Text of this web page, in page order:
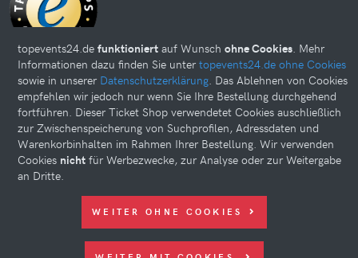
Diese Website kann Cookies verwenden. Bitte nehmen Sie weiter
unten Ihre Einstellungen vor.
© 2026 topevents24.de. All rights reserved.
topevents24.de funktioniert auf Wunsch ohne Cookies. Mehr
Informationen dazu finden Sie unter topevents24.de ohne Cookies
sowie in unserer Datenschutzerklärung. Das Ablehnen von Cookies
empfehlen wir jedoch nur wenn Sie Ihre Bestellung durchgehend
fortführen. Dieser Ticket Shop verwendetet Cookies auschließlich
zur Zwischenspeicherung von Suchprofilen, Adressdaten und
Warenkorbinhalten im Rahmen Ihrer Bestellung. Wir verwenden
Cookies nicht für Werbezwecke, zur Analyse oder zur Weitergabe
an Dritte.
WEITER OHNE COOKIES